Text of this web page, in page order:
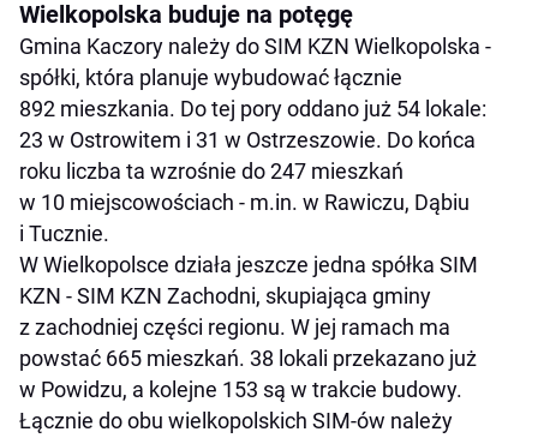
Wielkopolska buduje na potęgę
Gmina Kaczory należy do SIM KZN Wielkopolska -
spółki, która planuje wybudować łącznie
892 mieszkania. Do tej pory oddano już 54 lokale:
23 w Ostrowitem i 31 w Ostrzeszowie. Do końca
roku liczba ta wzrośnie do 247 mieszkań
w 10 miejscowościach - m.in. w Rawiczu, Dąbiu
i Tucznie.
W Wielkopolsce działa jeszcze jedna spółka SIM
KZN - SIM KZN Zachodni, skupiająca gminy
z zachodniej części regionu. W jej ramach ma
powstać 665 mieszkań. 38 lokali przekazano już
w Powidzu, a kolejne 153 są w trakcie budowy.
Łącznie do obu wielkopolskich SIM-ów należy